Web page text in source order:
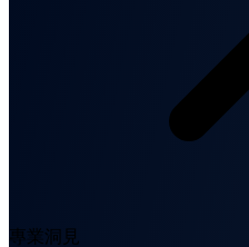
專業洞見